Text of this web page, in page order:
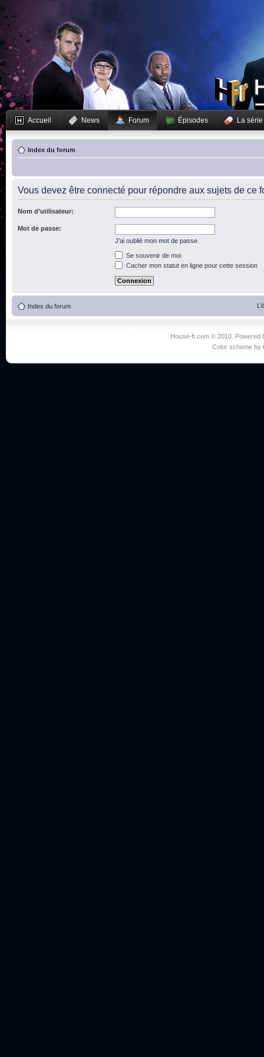
Accueil News Forum Épisodes La série
Index du forum
Vous devez être connecté pour répondre aux sujets de ce
Nom d’utilisateur:
Mot de passe:
J’ai oublié mon mot de passe
Se souvenir de moi
Cacher mon statut en ligne pour cette session
Index du forum
House-fr.com © 2010. Powered
Color scheme by